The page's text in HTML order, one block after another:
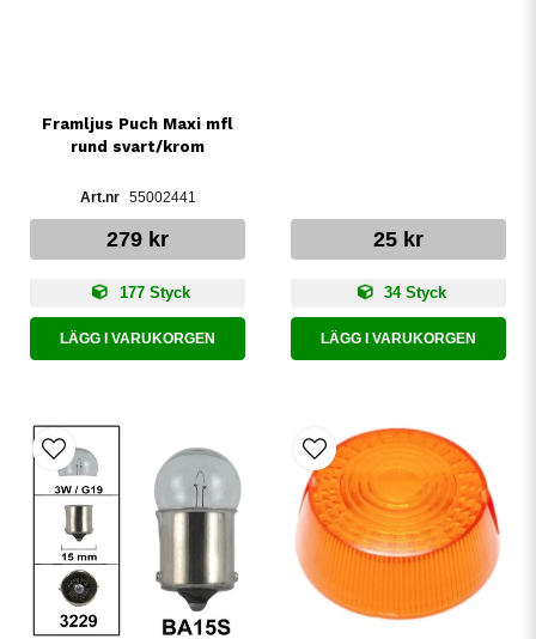
Framljus Puch Maxi mfl
rund svart/krom
55002441
279 kr
177 Styck
LÄGG I VARUKORGEN
25 kr
34 Styck
LÄGG I VARUKORGEN